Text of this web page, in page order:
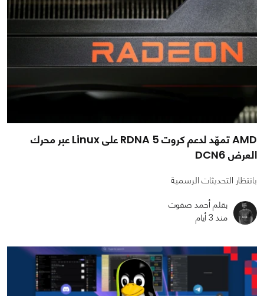
AMD تمهّد لدعم كروت RDNA 5 على Linux عبر محرك
العرض DCN6
بانتظار التحديثات الرسمية
بقلم أحمد صفوت
منذ 3 أيام